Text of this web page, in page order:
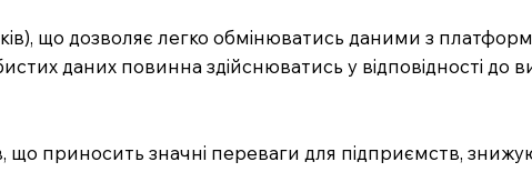
що дозволяє легко обмінюватись даними з
даних повинна здійснюватись у відповідності до
що приносить значні переваги для підприємств,